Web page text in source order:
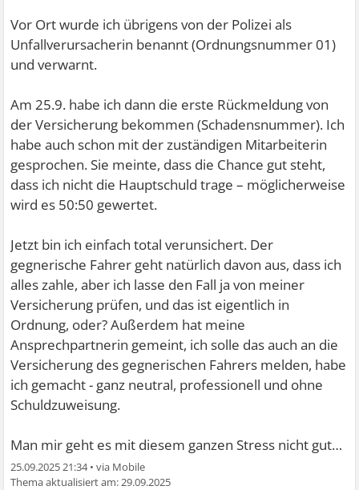
Vor Ort wurde ich übrigens von der Polizei als
Unfallverursacherin benannt (Ordnungsnummer 01)
und verwarnt.
Am 25.9. habe ich dann die erste Rückmeldung von
der Versicherung bekommen (Schadensnummer). Ich
habe auch schon mit der zuständigen Mitarbeiterin
gesprochen. Sie meinte, dass die Chance gut steht,
dass ich nicht die Hauptschuld trage – möglicherweise
wird es 50:50 gewertet.
Jetzt bin ich einfach total verunsichert. Der
gegnerische Fahrer geht natürlich davon aus, dass ich
alles zahle, aber ich lasse den Fall ja von meiner
Versicherung prüfen, und das ist eigentlich in
Ordnung, oder? Außerdem hat meine
Ansprechpartnerin gemeint, ich solle das auch an die
Versicherung des gegnerischen Fahrers melden, habe
ich gemacht - ganz neutral, professionell und ohne
Schuldzuweisung.
Man mir geht es mit diesem ganzen Stress nicht gut…
25.09.2025 21:34•
29.09.2025